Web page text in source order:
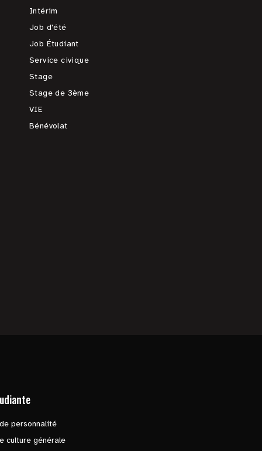
Intérim
Job d'été
Job Étudiant
Service civique
Stage
Stage de 3ème
VIE
Bénévolat
personnalité
culture générale